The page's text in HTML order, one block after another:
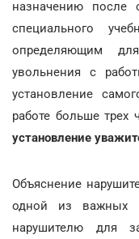
назначению после
специального
определяющим
увольнения с
установление
работе больше трех
установление
Объяснение
одной из важных
нарушителю для